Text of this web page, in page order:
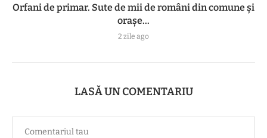
Orfani de primar. Sute de mii de români din comune și
orașe...
2 zile ago
LASĂ UN COMENTARIU